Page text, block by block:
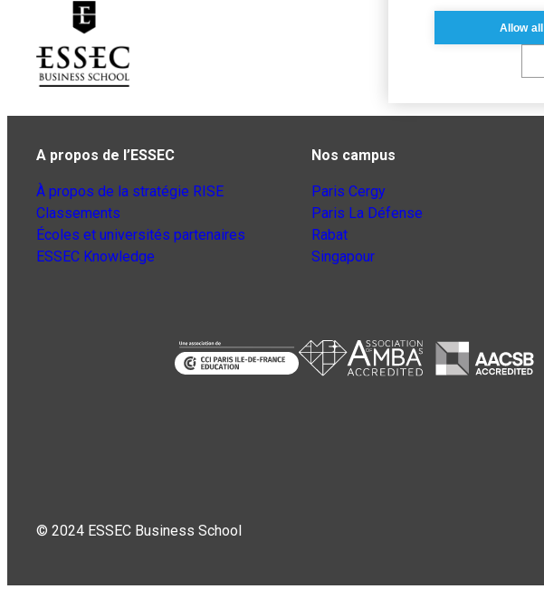
A propos de l’ESSEC
À propos de la stratégie RISE
Classements
Écoles et universités partenaires
ESSEC Knowledge
Nos campus
Paris Cergy
Paris La Défense
Rabat
Singapour
© 2024 ESSEC Business School
Allow all